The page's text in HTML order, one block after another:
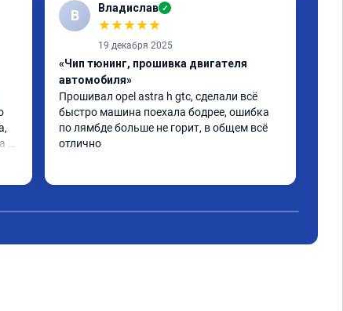
В Владислав ✓
★★★★★
19 декабря 2025
«Чип тюнинг, прошивка двигателя
автомобиля»
Прошивал opel astra h gtc, сделали всё
быстро машина поехала бодрее, ошибка
по лямбде больше не горит, в общем всё
отлично